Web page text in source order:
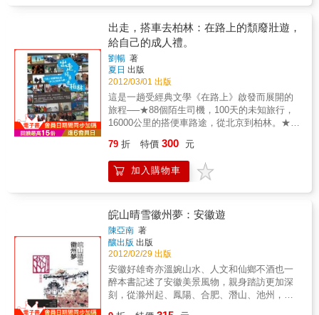
事新物，清風過後，一物不留。生活像是在畫
畫。
雀巢公司最年輕的行銷處處長，最後毅然決然
走入關愛自然、探索地球全新領域。從未參與
極限運動的他如何在一年之內成功募集上億資
金並號召華人企業家為地球付出、為公益而
跑。新書詳細記載絲路長征過程種種驚險遭
遇，跑者在伊朗中毒、在土耳其遇見伊拉克庫
德族、在中國經歷沙塵暴等真實遭遇，帶領讀
者走入前所未見的擁抱絲路探索紀實。讀萬卷
書，行萬里路！綜藝界才子王偉忠曾在周刊專
欄裡調侃：「我很多中年事業有成的朋友常覺
以退為進挑戰登高山、三鐵，像我的朋友孫大
偉就是如此……最近，這些中年男想突破的目
標愈來愈難，張志龍過去是外商公司CＥＯ，他
號召眾人陪跑，我說：『老弟，你這就是吃飽
了撐著！如果家裡還有兩小孩嗷嗷待哺看你跑
不跑？』……」不過，偉忠哥的記性不好，志
龍真有兩個小孩。150天、10000公里的超級長
征。從籌備、募款到簽證、長跑一路上，皆是
困難重重的「不可能任務」！整個旅程一點也
不浪漫，隨著極限長跑的腳步，我們見證了這
出走，搭車去柏林：在路上的頹廢壯遊，
給自己的成人禮。
劉暢 著
夏日 出版
2012/03/01 出版
這是一趟受經典文學《在路上》啟發而展開的
旅程──★88個陌生司機，100天的未知旅行，
16000公里的搭便車路途，從北京到柏林。★旅
瓣史上評分最高的中國公路紀錄片圖文全紀
錄。★當當網網友五顆星滿分評價！「我們離
年輕這一詞彙越來越遠，去搭車旅行、去在路
有何遭遇……。」(《在路上》)美籍中國小伙子
谷岳是搭車計畫的始作俑者，紀錄片導演劉暢
陪著在路上不斷傻樂。在2009年夏天，兩人一
路只依靠陌生人的幫助，從北京出發，用招手
搭車的方式前進，穿越中國、中亞和歐洲，耗
時100天、行進16000公里，最終抵達德國柏
林，完成了一次史無前例、艱辛又浪漫的旅
程。而在那裡，等待他們的是谷岳的女友伊
79 折 特價 300 元
加入購物車
皖山晴雪徽州夢：安徽遊
陳亞南 著
釀出版 出版
2012/02/29 出版
安徽好雄奇亦溫婉山水、人文和仙鄉不酒也一
醉本書記述了安徽美景風物，親身踏訪更加深
刻，從滁州起、鳳陽、合肥、潛山、池州，以